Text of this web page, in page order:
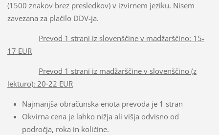
(1500 znakov brez presledkov) v izvirnem jeziku. Nisem
zavezana za plačilo DDV-ja.
Prevod 1 strani iz slovenščine v madžarščino: 15-
17 EUR
Prevod 1 strani iz madžarščine v slovenščino (z
lekturo): 20-22 EUR
Najmanjša obračunska enota prevoda je 1 stran
Okvirna cena je lahko nižja ali višja odvisno od
področja, roka in količine.